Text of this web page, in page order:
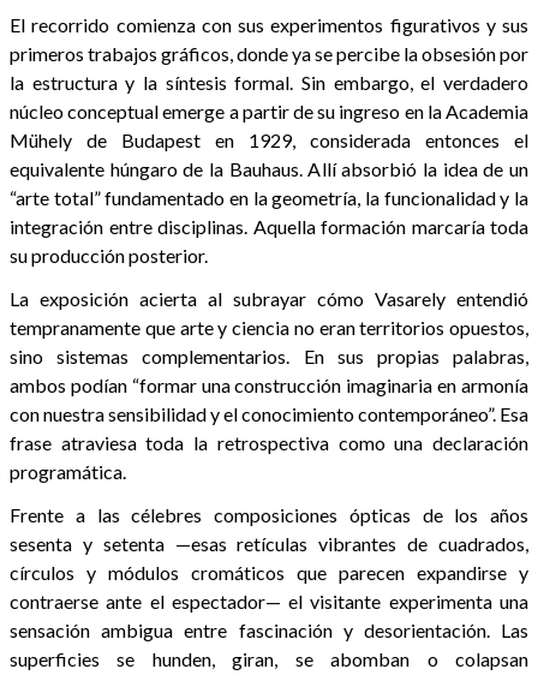
El recorrido comienza con sus experimentos figurativos y sus
primeros trabajos gráficos, donde ya se percibe la obsesión por
la estructura y la síntesis formal. Sin embargo, el verdadero
núcleo conceptual emerge a partir de su ingreso en la Academia
Mühely de Budapest en 1929, considerada entonces el
equivalente húngaro de la Bauhaus. Allí absorbió la idea de un
“arte total” fundamentado en la geometría, la funcionalidad y la
integración entre disciplinas. Aquella formación marcaría toda
su producción posterior.
La exposición acierta al subrayar cómo Vasarely entendió
tempranamente que arte y ciencia no eran territorios opuestos,
sino sistemas complementarios. En sus propias palabras,
ambos podían “formar una construcción imaginaria en armonía
con nuestra sensibilidad y el conocimiento contemporáneo”. Esa
frase atraviesa toda la retrospectiva como una declaración
programática.
Frente a las célebres composiciones ópticas de los años
sesenta y setenta —esas retículas vibrantes de cuadrados,
círculos y módulos cromáticos que parecen expandirse y
contraerse ante el espectador— el visitante experimenta una
sensación ambigua entre fascinación y desorientación. Las
superficies se hunden, giran, se abomban o colapsan